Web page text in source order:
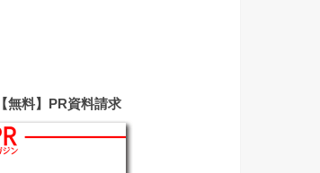
【無料】PR資料請求